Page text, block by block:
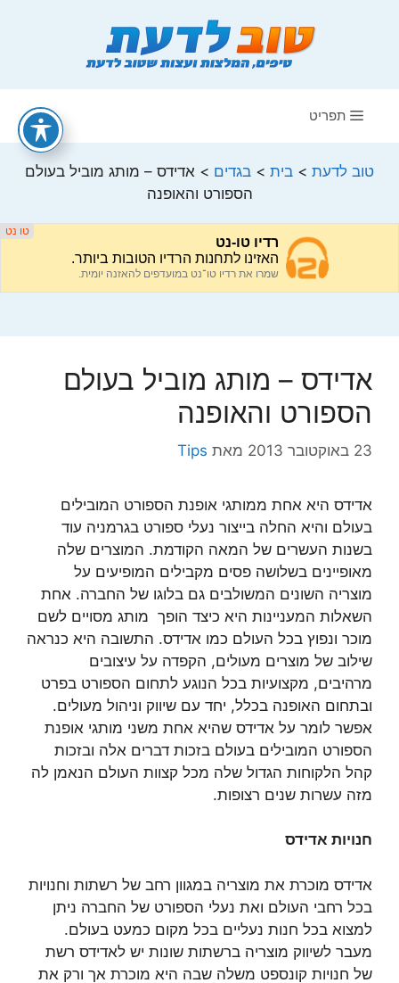
תפריט
טוב לדעת > בית > בגדים > אדידס – מותג מוביל בעולם
הספורט והאופנה
אדידס – מותג מוביל בעולם
הספורט והאופנה
23 באוקטובר 2013 מאת Tips
אדידס היא אחת ממותגי אופנת הספורט המובילים
בעולם והיא החלה בייצור נעלי ספורט בגרמניה עוד
בשנות העשרים של המאה הקודמת. המוצרים שלה
מאופיינים בשלושה פסים מקבילים המופיעים על
מוצריה השונים המשולבים גם בלוגו של החברה. אחת
השאלות המעניינות היא כיצד הופך מותג מסויים לשם
מוכר ונפוץ בכל העולם כמו אדידס. התשובה היא כנראה
שילוב של מוצרים מעולים, הקפדה על עיצובים
מרהיבים, מקצועיות בכל הנוגע לתחום הספורט בפרט
ובתחום האופנה בכלל, יחד עם שיווק וניהול מעולים.
אפשר לומר על אדידס שהיא אחת משני מותגי אופנת
הספורט המובילים בעולם בזכות דברים אלה ובזכות
קהל הלקוחות הגדול שלה מכל קצוות העולם הנאמן לה
מזה עשרות שנים רצופות.
חנויות אדידס
אדידס מוכרת את מוצריה במגוון רחב של רשתות וחנויות
בכל רחבי העולם ואת נעלי הספורט של החברה ניתן
למצוא בכל חנות נעליים בכל מקום כמעט בעולם.
מעבר לשיווק מוצריה ברשתות שונות יש לאדידס רשת
של חנויות קונספט משלה שבה היא מוכרת אך ורק את